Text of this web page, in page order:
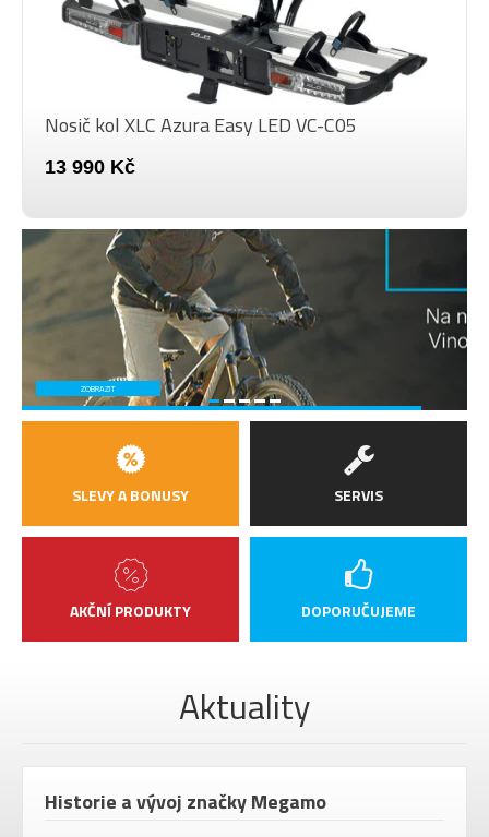
Nosič kol XLC Azura Easy LED VC-C05
13 990 Kč
ZOBRAZIT
SLEVY A BONUSY
AKČNÍ PRODUKTY
SERVIS
DOPORUČUJEME
Aktuality
Historie a vývoj značky Megamo